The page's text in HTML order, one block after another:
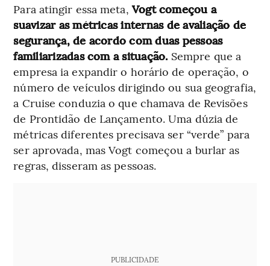
Para atingir essa meta,Vogt começou a
suavizar as métricas internas de avaliação de
segurança, de acordo com duas pessoas
familiarizadas com a situação. Sempre que a
empresa ia expandir o horário de operação, o
número de veículos dirigindo ou sua geografia,
a Cruise conduzia o que chamava de Revisões
de Prontidão de Lançamento. Uma dúzia de
métricas diferentes precisava ser “verde” para
ser aprovada, mas Vogt começou a burlar as
regras, disseram as pessoas.
PUBLICIDADE